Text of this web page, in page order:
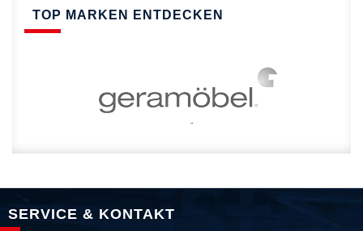
TOP MARKEN ENTDECKEN
SERVICE & KONTAKT